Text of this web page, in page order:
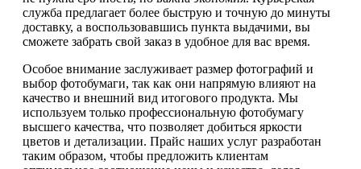
служба предлагает более быструю и точную до минуты
доставку, а воспользовавшись пункта выдачими, вы
сможете забрать свой заказ в удобное для вас время.
Особое внимание заслуживает размер фотографий и
выбор фотобумаги, так как они напрямую влияют на
качество и внешний вид итогового продукта. Мы
используем только профессиональную фотобумагу
высшего качества, что позволяет добиться яркости
цветов и детализации. Прайс наших услуг разработан
таким образом, чтобы предложить клиентам